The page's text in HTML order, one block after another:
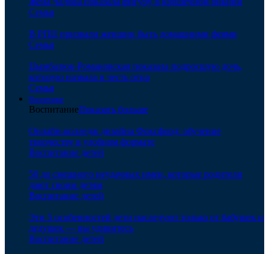
Семья
В РПЦ призвали женщин быть домашними феями
Семья
Цымбалюк-Романовская показала подросшую дочь,
которую назвала в честь отца
Семья
Воспитание
ВоспитаниеПоказать больше
Онлайн-колледж дизайна Фоксфорд: обучение
творчеству в удобном формате
Воспитание детей
50 до смешного неудачных имен, которые родители
дают своим детям
Воспитание детей
Эти 5 особенностей дети наследуют только от бабушек и
дедушек — вы удивитесь
Воспитание детей